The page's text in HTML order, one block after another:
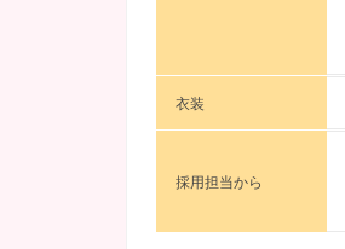
衣装
採用担当から